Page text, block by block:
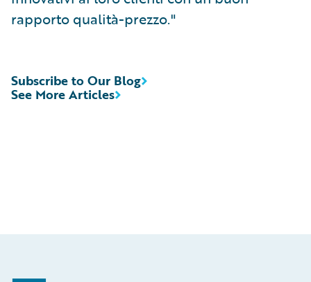
rapporto qualità-prezzo."
See More Articles
Subscribe to Our Blog